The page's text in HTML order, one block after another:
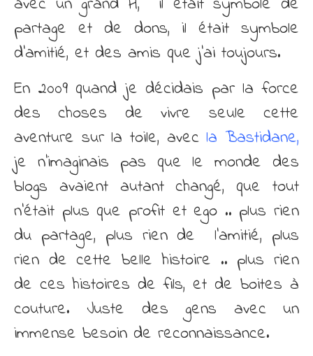
partage et de dons, il était symbole
d’amitié, et des amis que j’ai toujours.
En 2009 quand je décidais par la force
des choses de vivre seule cette
aventure sur la toile, avecla Bastidane,
je n’imaginais pas que le monde des
blogs avaient autant changé, que tout
n’était plus que profit et ego .. plus rien
du partage, plus rien de l’amitié, plus
rien de cette belle histoire .. plus rien
de ces histoires de fils, et de boites à
couture. Juste des gens avec un
immense besoin de reconnaissance.